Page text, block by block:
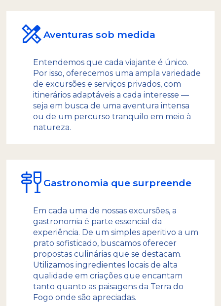
Aventuras sob medida
Entendemos que cada viajante é único.
Por isso, oferecemos uma ampla variedade
de excursões e serviços privados, com
itinerários adaptáveis a cada interesse —
seja em busca de uma aventura intensa
ou de um percurso tranquilo em meio à
natureza.
Gastronomia que surpreende
Em cada uma de nossas excursões, a
gastronomia é parte essencial da
experiência. De um simples aperitivo a um
prato sofisticado, buscamos oferecer
propostas culinárias que se destacam.
Utilizamos ingredientes locais de alta
qualidade em criações que encantam
tanto quanto as paisagens da Terra do
Fogo onde são apreciadas.